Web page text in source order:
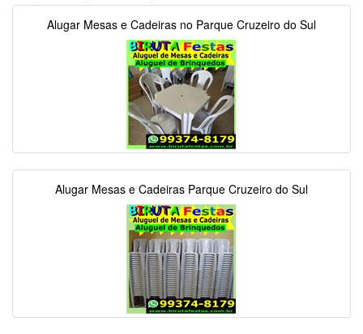
Alugar Mesas e Cadeiras no Parque Cruzeiro do Sul
Alugar Mesas e Cadeiras Parque Cruzeiro do Sul